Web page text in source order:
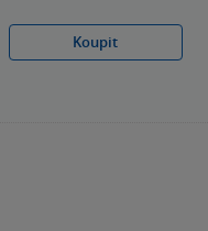
Koupit